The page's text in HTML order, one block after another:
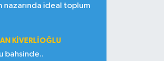
nazarında ideal toplum
KIVERLIOĞLU
bahsinde..